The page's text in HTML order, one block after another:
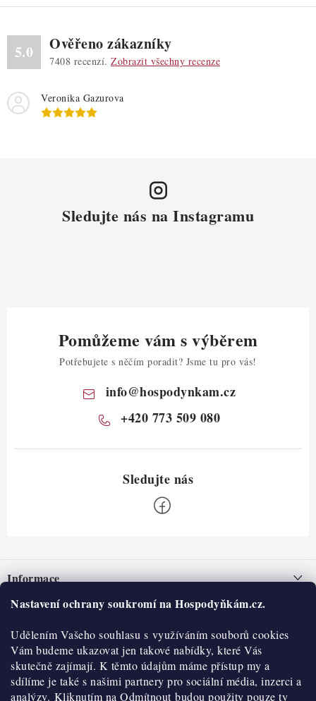
Nastavení ochrany soukromí na Hospodyňkám.cz.
Udělením Vašeho souhlasu s využíváním souborů cookies
Vám budeme ukazovat jen takové nabídky, které Vás
skutečně zajímají. K těmto údajům máme přístup my a
sdílíme je také s našimi partnery pro sociální média, inzerci a
analýzy. Kliknutím na Odmítnout budou použity pouze ty
v
ý
i
s
u
5.0 Ověřeno zákazníky
7408 recenzí. Zobrazit všechny recenze
Veronika Gazurova
Sledujte nás na Instagramu
Pomůžeme vám s výběrem
Potřebujete s něčím poradit? Jsme tu pro vás!
info@hospodynkam.cz
+420 773 509 080
pInformace
Nepřevzetí zásilky na dobírku
Obchodní podmínky
Hodnocení obchodu
Blog
O nás
Historie
Kontakty
O nákupu
Reklamace a vratky